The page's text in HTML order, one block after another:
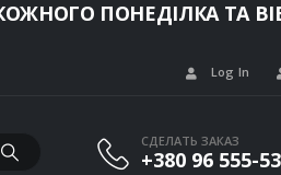
ПОНЕДІЛКА ТА
Log In
СДЕЛАТЬ ЗАКАЗ
+380 96 555-